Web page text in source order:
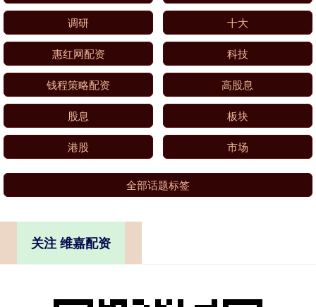
调研 十大
惠红网配资 科技
钱程策略配资 高股息
股息 板块
港股 市场
全部话题标签
关注 维嘉配资